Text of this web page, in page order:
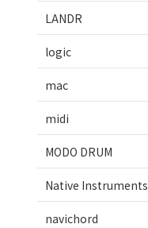
LANDR
logic
mac
midi
MODO DRUM
Native Instruments
navichord